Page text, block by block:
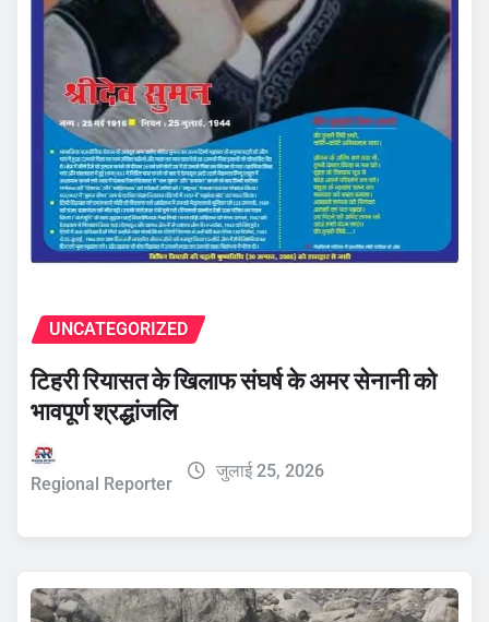
UNCATEGORIZED
टिहरी रियासत के खिलाफ संघर्ष के अमर सेनानी को
भावपूर्ण श्रद्धांजलि
Regional Reporter
जुलाई 25, 2026